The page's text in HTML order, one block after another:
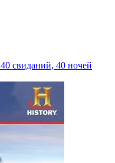
40 свиданий, 40 ночей